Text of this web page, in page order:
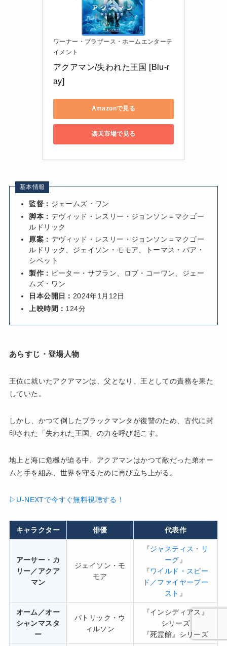
ワーナー・ブラザース・ホームエンターテ
イメント
アクアマン/失われた王国 [Blu-r
ay]
Amazonで見る
楽天市場で見る
基本情報
監督： ジェームズ・ワン
脚本： デヴィッド・レスリー・ジョンソン＝マクゴー
ルドリック
原案： デヴィッド・レスリー・ジョンソン＝マクゴー
ルドリック、ジェイソン・モモア、トーマス・パア・
シベット
製作： ピーター・サフラン、ロブ・コーワン、ジェー
ムズ・ワン
日本公開日： 2024年1月12日
上映時間： 124分
あらすじ・登場人物
王位に就いたアクアマンは、父となり、王としての責務を果た
していた。
しかし、かつて倒したブラックマンタが復讐のため、古代に封
印された「失われた王国」の力を呼び起こす。
地上と海に危機が迫る中、アクアマンはかつて敵だった弟オー
ムと手を組み、世界を守るために再び立ち上がる。
▷U-NEXTで今すぐ無料視聴する！
キャラクター 俳優 代表作
アーサー・カ
リー／アクア
マン
ジェイソン・モ
モア
『ジャスティス・リ
ーグ 』
『ワイルド・スピー
ド／ファイヤーブー
スト 』
オーム／オー
シャンマスタ
ー
パトリック・ウ
ィルソン
『インシディアス』
シリーズ
『死霊館』シリーズ